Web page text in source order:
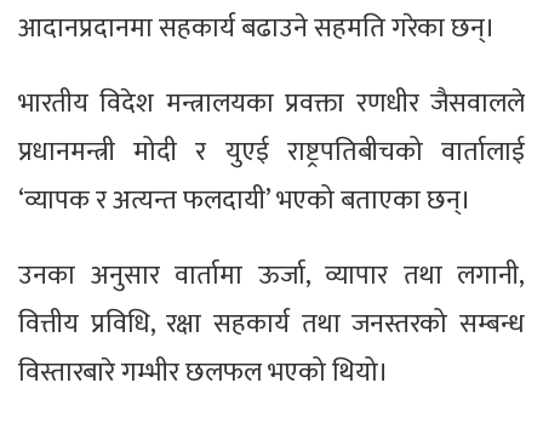
आदानप्रदानमा सहकार्य बढाउने सहमति गरेका छन्।
भारतीय विदेश मन्त्रालयका प्रवक्ता रणधीर जैसवालले
प्रधानमन्त्री मोदी र युएई राष्ट्रपतिबीचको वार्तालाई
‘व्यापक र अत्यन्त फलदायी’ भएको बताएका छन्।
उनका अनुसार वार्तामा ऊर्जा, व्यापार तथा लगानी,
वित्तीय प्रविधि, रक्षा सहकार्य तथा जनस्तरको सम्बन्ध
विस्तारबारे गम्भीर छलफल भएको थियो।